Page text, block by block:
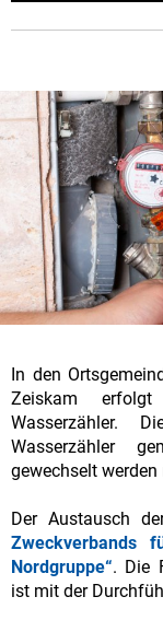
In den
Zeiskam
Wasserzähler.
Wasserzähler
gewechselt werden
Der Austausch
Zweckverbands
Nordgruppe“. Die
ist mit der